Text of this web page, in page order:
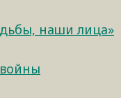
наши лица»